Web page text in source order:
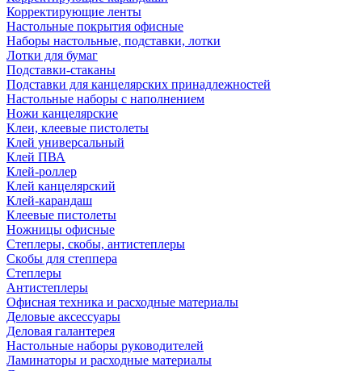
Корректирующие ленты
Настольные покрытия офисные
Наборы настольные, подставки, лотки
Лотки для бумаг
Подставки-стаканы
Подставки для канцелярских принадлежностей
Настольные наборы с наполнением
Ножи канцелярские
Клеи, клеевые пистолеты
Клей универсальный
Клей ПВА
Клей-роллер
Клей канцелярский
Клей-карандаш
Клеевые пистолеты
Ножницы офисные
Степлеры, скобы, антистеплеры
Скобы для степпера
Степлеры
Антистеплеры
Офисная техника и расходные материалы
Деловые аксессуары
Деловая галантерея
Настольные наборы руководителей
Ламинаторы и расходные материалы